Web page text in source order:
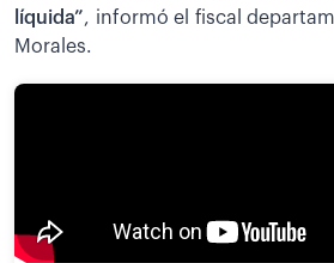
líquida”, informó el fiscal
Morales.